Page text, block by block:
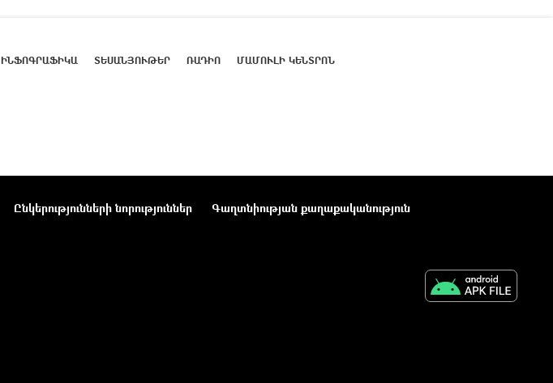
ԻՆՖՈԳՐԱՖԻԿԱ ՏԵՍԱՆՅՈՒԹԵՐ ՌԱԴԻՈ ՄԱՄՈՒԼԻ ԿԵՆՏՐՈՆ
Ընկերությունների նորություններ
Գաղտնիության քաղաքականություն